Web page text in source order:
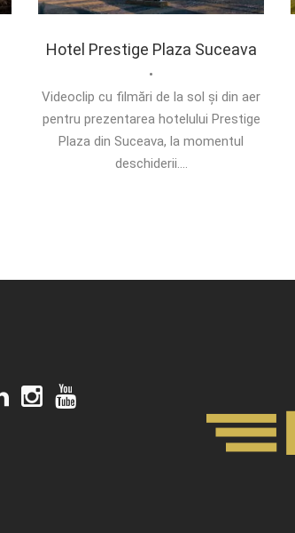
Hotel Prestige Plaza Suceava
•
Videoclip cu filmări de la sol și din aer
pentru prezentarea hotelului Prestige
Plaza din Suceava, la momentul
deschiderii....